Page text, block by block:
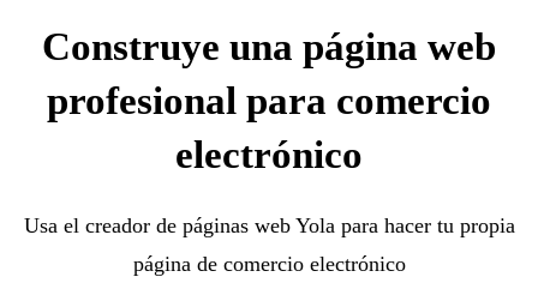
Construye una página web
profesional para comercio
electrónico
Usa el creador de páginas web Yola para hacer tu propia
página de comercio electrónico